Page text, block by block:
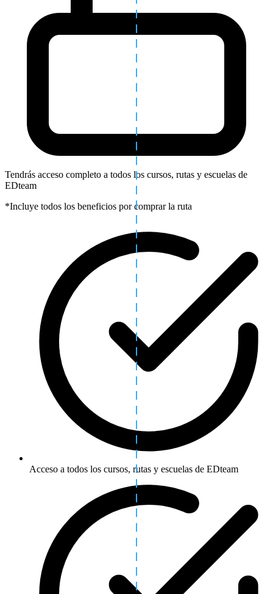
Tendrás acceso completo a todos los cursos, rutas y escuelas de
EDteam
*Incluye todos los beneficios por comprar la ruta
Acceso a todos los cursos, rutas y escuelas de EDteam